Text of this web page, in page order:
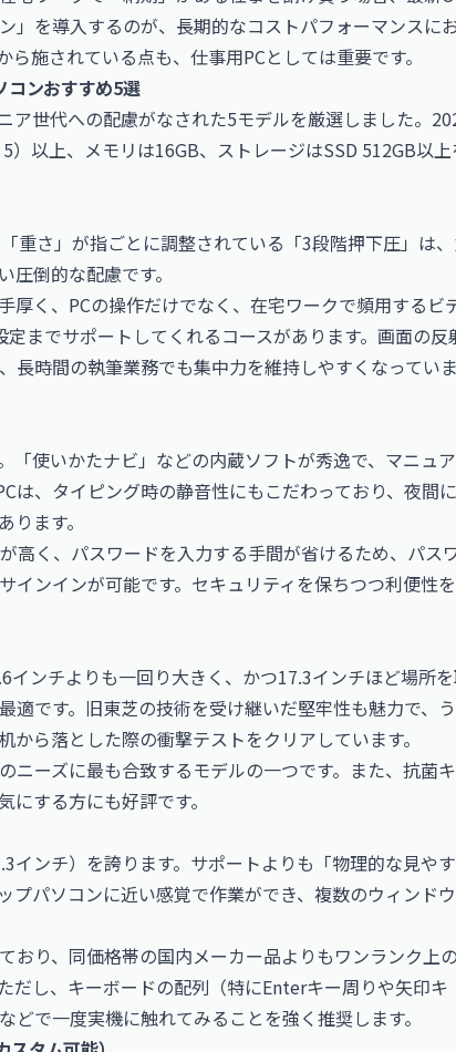
」を導入するのが、長期的なコストパフォーマンスに
施されている点も、仕事用PCとしては重要です。
コンおすすめ5選
ア世代への配慮がなされた5モデルを厳選しました。
以上、メモリは16GB、ストレージはSSD 512GB以上
重さ」が指ごとに調整されている「3段階押下圧」は
倒的な配慮です。
厚く、PCの操作だけでなく、在宅ワークで頻用するビ
までサポートしてくれるコースがあります。画面の反
長時間の執筆業務でも集中力を維持しやすくなっていま
「使いかたナビ」などの内蔵ソフトが秀逸で、マニュ
は、タイピング時の静音性にもこだわっており、夜間
ます。
く、パスワードを入力する手間が省けるため、パス
インインが可能です。セキュリティを保ちつつ利便性
インチよりも一回り大きく、かつ17.3インチほど場所
適です。旧東芝の技術を受け継いだ堅牢性も魅力で、
ら落とした際の衝撃テストをクリアしています。
ニーズに最も合致するモデルの一つです。また、抗菌
する方にも好評です。
インチ）を誇ります。サポートよりも「物理的な見やす
プパソコンに近い感覚で作業ができ、複数のウィンド
おり、同価格帯の国内メーカー品よりもワンランク上の
だし、キーボードの配列（特にEnterキー周りや矢印キ
で一度実機に触れてみることを強く推奨します。